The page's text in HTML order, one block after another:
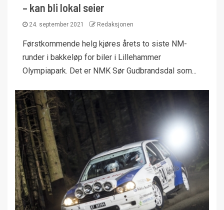
– kan bli lokal seier
24. september 2021 Redaksjonen
Førstkommende helg kjøres årets to siste NM-
runder i bakkeløp for biler i Lillehammer
Olympiapark. Det er NMK Sør Gudbrandsdal som...